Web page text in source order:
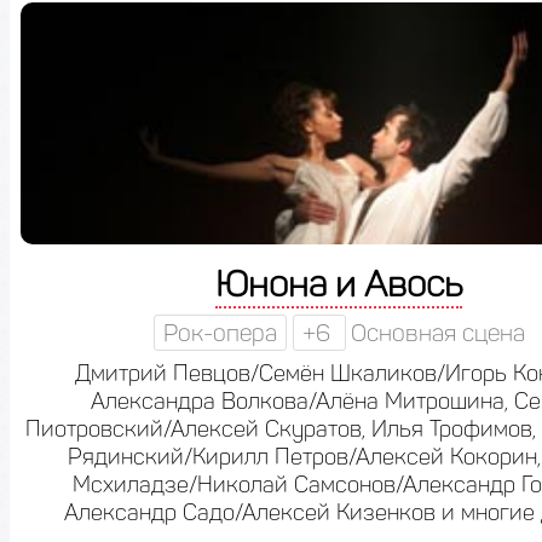
Юнона и Авось
Рок-опера +6 Основная сцена
Дмитрий Певцов/Семён Шкаликов/Игорь
Александра Волкова/Алёна Митрошина,
Пиотровский/Алексей Скуратов, Илья Трофимов,
Рядинский/Кирилл Петров/Алексей
Мсхиладзе/Николай Самсонов/Александр
Александр Садо/Алексей Кизенков и многие